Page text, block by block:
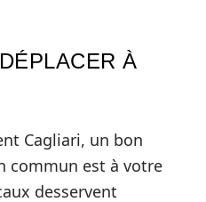
À
Cagliari, un bon
commun est à votre
desservent